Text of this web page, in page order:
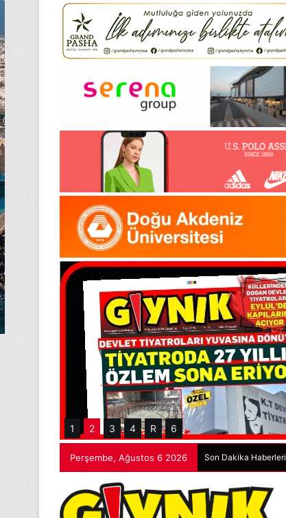
1 2 3 4 R 6
Perşembe, Ağustos 6 2026 Son Dakika Haberleri